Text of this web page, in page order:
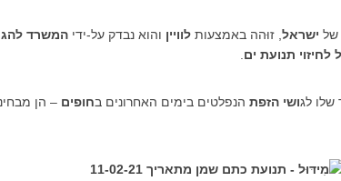
של ישראל , זוּהה באמצעותלוויין והוא נבדק על-ידיהמשרד
לחיזוי תנועת ים
שלו לגושי הזפת הנפלטים בימים האחרונים בחופים – הן